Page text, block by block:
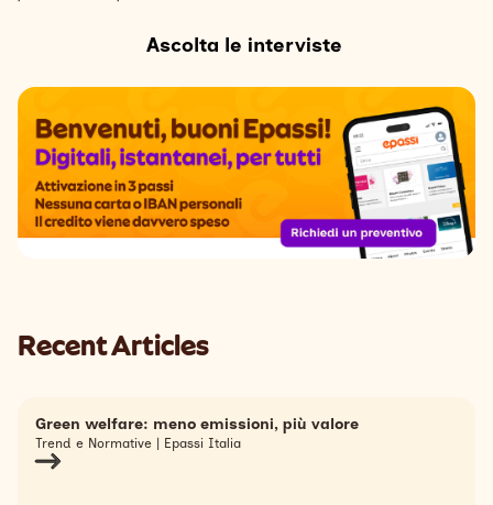
Ascolta le interviste
Recent Articles
Green welfare: meno emissioni, più valore
Trend e Normative | Epassi Italia